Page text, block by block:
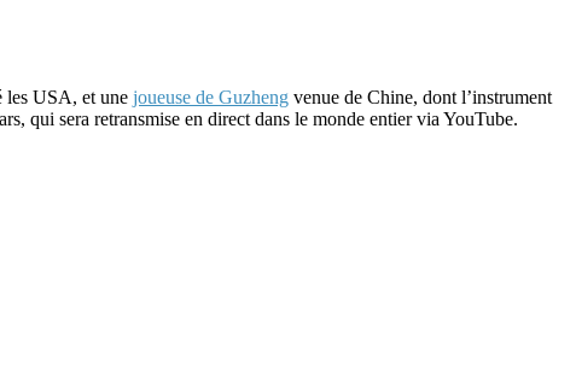
les USA, et une joueuse de Guzheng venue de Chine, dont l’instrument
qui sera retransmise en direct dans le monde entier via YouTube.